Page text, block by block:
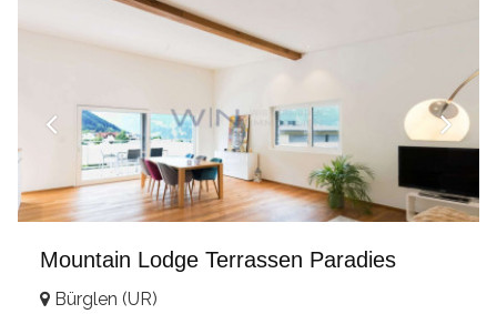
Mountain Lodge Terrassen Paradies
Bürglen (UR)